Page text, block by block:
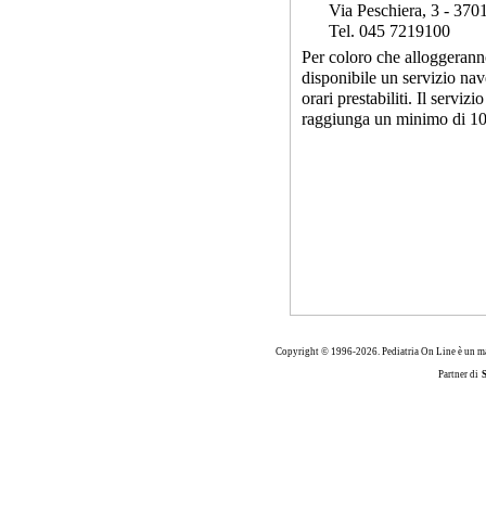
Via Peschiera, 3 -
Tel. 045 7219100
Per coloro che
disponibile un servizio
orari prestabiliti. Il servizio
raggiunga un minimo di
Copyright © 1996-2026. Pediatria On Line è un
Partner di